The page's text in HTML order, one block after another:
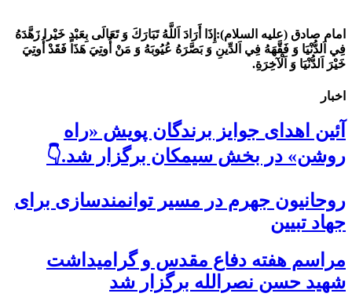
امام صادق (علیه السلام): إِذَا أَرَادَ اَللَّهُ تَبَارَكَ وَ تَعَالَى بِعَبْدٍ خَيْرا زَهَّدَهُ
فِي اَلدُّنْيَا وَ فَقَّهَهُ فِي اَلدِّينِ وَ بَصَّرَهُ عُيُوبَهُ وَ مَنْ أُوتِيَ هَذَا فَقَدْ أُوتِيَ
خَيْرَ اَلدُّنْيَا وَ اَلْآخِرَةِ.
اخبار
آئین اهدای جوایز برندگان پویش «راه
روشن» در بخش سیمکان برگزار شد.👇
روحانیون جهرم در مسیر توانمندسازی برای
جهاد تبیین
مراسم هفته دفاع مقدس و گرامیداشت
شهید حسن نصرالله برگزار شد